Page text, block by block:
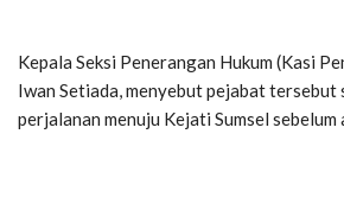
Kepala Seksi Penerangan Hukum (Kasi
Iwan Setiada, menyebut pejabat tersebut
perjalanan menuju Kejati Sumsel